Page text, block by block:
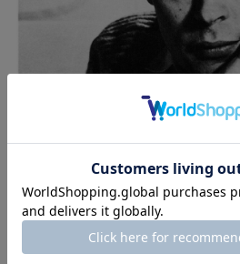
イルマリ・タピオヴァーラ（1914 –